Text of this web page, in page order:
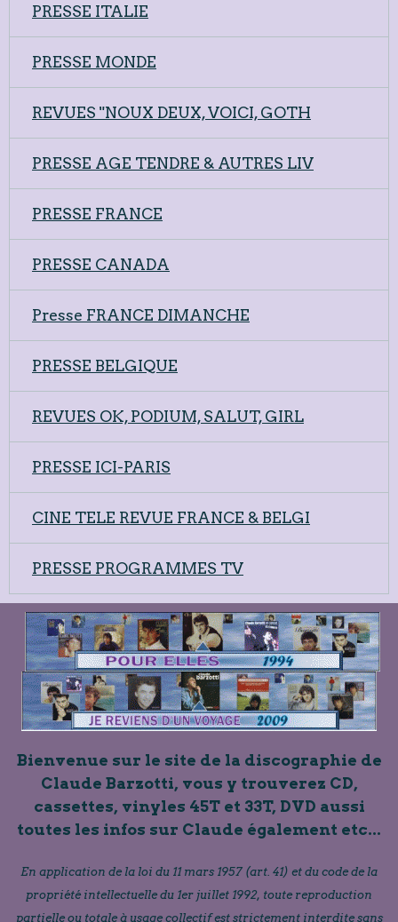
PRESSE ITALIE
PRESSE MONDE
REVUES "NOUX DEUX, VOICI, GOTH
PRESSE AGE TENDRE & AUTRES LIV
PRESSE FRANCE
PRESSE CANADA
Presse FRANCE DIMANCHE
PRESSE BELGIQUE
REVUES OK, PODIUM, SALUT, GIRL
PRESSE ICI-PARIS
CINE TELE REVUE FRANCE & BELGI
PRESSE PROGRAMMES TV
Bienvenue sur le site de la discographie de
Claude Barzotti, vous y trouverez CD,
cassettes, vinyles 45T et 33T, DVD aussi
toutes les infos sur Claude également etc...
En application de la loi du 11 mars 1957 (art. 41) et du code de la
propriété intellectuelle du 1er juillet 1992, toute reproduction
partielle ou totale à usage collectif est strictement interdite sans